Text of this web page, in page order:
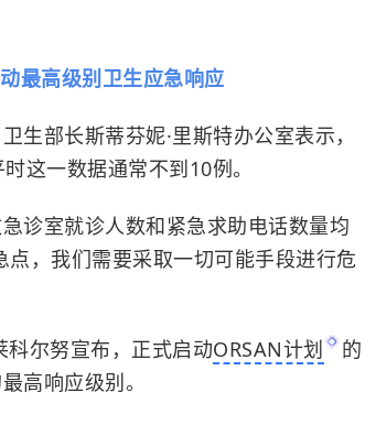
最高级别卫生应急响应
生部长斯蒂芬妮·里斯特办公室表示，
这一数据通常不到10例。
诊室就诊人数和紧急求助电话数量均
，我们需要采取一切可能手段进行危
科尔努宣布，正式启动ORSAN计划
的
高响应级别。